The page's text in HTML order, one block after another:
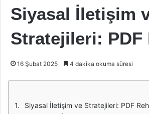
Siyasal İletişim
Stratejileri: PDF
16 Şubat 2025 4 dakika okuma süresi
Siyasal İletişim ve Stratejileri: PDF